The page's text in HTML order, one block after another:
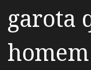
garota